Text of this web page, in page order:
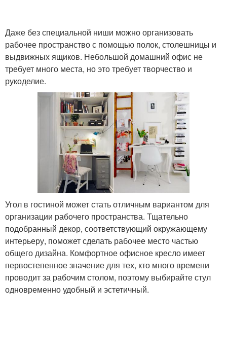
Даже без специальной ниши можно организовать
рабочее пространство с помощью полок, столешницы и
выдвижных ящиков. Небольшой домашний офис не
требует много места, но это требует творчество и
рукоделие.
Угол в гостиной может стать отличным вариантом для
организации рабочего пространства. Тщательно
подобранный декор, соответствующий окружающему
интерьеру, поможет сделать рабочее место частью
общего дизайна. Комфортное офисное кресло имеет
первостепенное значение для тех, кто много времени
проводит за рабочим столом, поэтому выбирайте стул
одновременно удобный и эстетичный.